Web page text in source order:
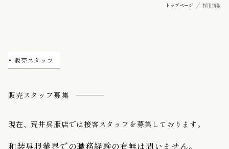
トップページ 採用情報
販売スタッフ
販売スタッフ募集
現在、荒井呉服店では接客スタッフを募集しております。
和装呉服業界での職務経験の有無は問いません。